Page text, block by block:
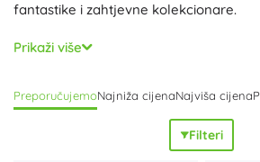
fantastike i zahtjevne kolekcionare.
Odaberite plastične figure vitezeva,
kompletne
kopljima, mačevima i štitovima, lako
dvorcima i drugim dodacima za igru;
kompatibilnim
vlastitu vojsku i turnirska nadmetanja.
Prikaži više
PreporučujemoNajniža cijenaNajviša cijena
Filteri